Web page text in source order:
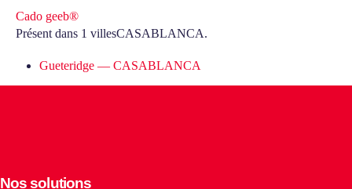
Cado geeb®
Présent dans 1 villesCASABLANCA.
Gueteridge — CASABLANCA
Nos solutions